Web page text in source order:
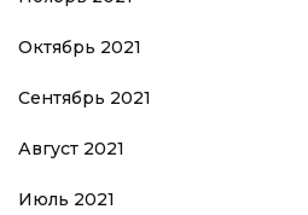
Октябрь 2021
Сентябрь 2021
Август 2021
Июль 2021